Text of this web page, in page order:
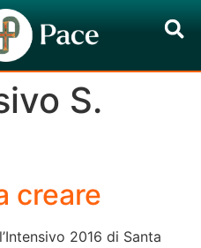
S.
creare
2016 di Santa